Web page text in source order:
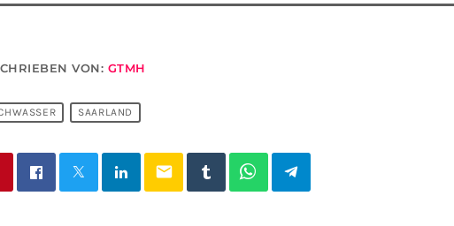
VON: GTMH
SAARLAND
email